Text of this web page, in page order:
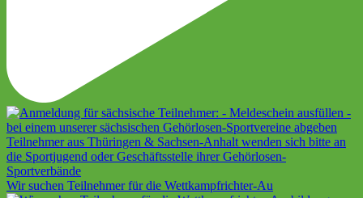
Wir suchen Teilnehmer für die Wettkampfrichter-Au